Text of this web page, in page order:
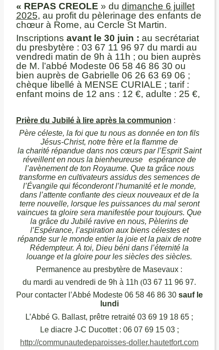
« REPAS CREOLE » du dimanche 6 juillet
2025, au profit du pèlerinage des enfants de
chœur à Rome, au Cercle St Martin.
Inscriptions avant le 30 juin : au secrétariat
du presbytère : 03 67 11 96 97 du mardi au
vendredi matin de 9h à 11h ; ou bien auprès
de M. l’abbé Modeste 06 58 46 86 30 ou
bien auprès de Gabrielle 06 26 63 69 06 ;
chèque libellé à MENSE CURIALE ; tarif :
enfant moins de 12 ans : 12 €, adulte : 25 €,
Prière du Jubilé à lire après la communion :
Père céleste, la foi que tu nous as donnée en ton fils
Jésus-Christ, notre frère et la flamme de
la charité répandue dans nos cœurs par l’Esprit Saint
réveillent en nous la bienheureuse espérance de
l’avènement de ton Royaume. Que ta grâce nous
transforme en cultivateurs assidus des semences de
l’Évangile qui féconderont l’humanité et le monde,
dans l’attente confiante des cieux nouveaux et de la
terre nouvelle, lorsque les puissances du mal seront
vaincues ta gloire sera manifestée pour toujours. Que
la grâce du Jubilé ravive en nous, Pèlerins de
l’Espérance, l’aspiration aux biens célestes et
répande sur le monde entier la joie et la paix de notre
Rédempteur. À toi, Dieu béni dans l’éternité la
louange et la gloire pour les siècles des siècles.
Permanence au presbytère de Masevaux :
du mardi au vendredi de 9h à 11h(03 67 11 96 97.
Pour contacter l’Abbé Modeste 06 58 46 86 30 sauf le
lundi
L’Abbé G. Ballast, prêtre retraité 03 69 19 18 65 ;
Le diacre J-C Ducottet : 06 07 69 15 03;
http://communautedeparoisses-doller.hautetfort.com